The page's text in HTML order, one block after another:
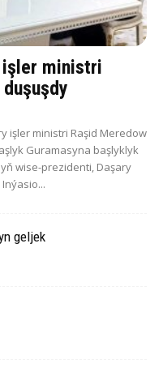
işler ministri
işler ministri Raşid Meredow
Guramasyna başlyklyk
wise-prezidenti, Daşary
geljek